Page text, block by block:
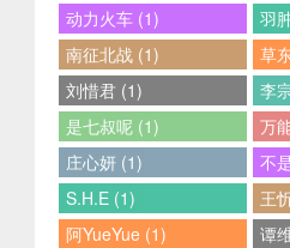
动力火车 (1)
羽
南征北战 (1)
草
刘惜君 (1)
李
是七叔呢 (1)
万
庄心妍 (1)
不
S.H.E (1)
王
阿YueYue (1)
谭